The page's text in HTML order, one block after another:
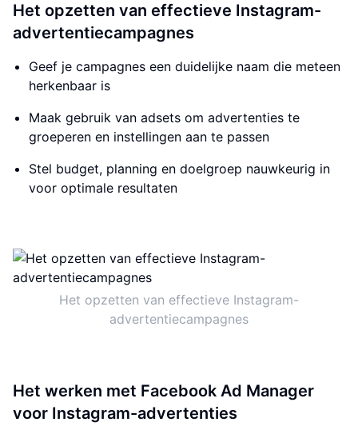
Het opzetten van effectieve Instagram-
advertentiecampagnes
Geef je campagnes een duidelijke naam die meteen
herkenbaar is
Maak gebruik van adsets om advertenties te
groeperen en instellingen aan te passen
Stel budget, planning en doelgroep nauwkeurig in
voor optimale resultaten
Het opzetten van effectieve Instagram-
advertentiecampagnes
Het werken met Facebook Ad Manager
voor Instagram-advertenties